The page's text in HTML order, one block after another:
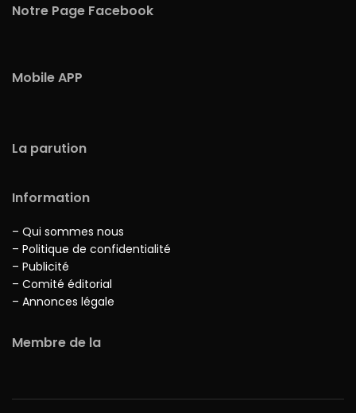
Notre Page Facebook
Mobile APP
La parution
Information
– Qui sommes nous
– Politique de confidentialité
– Publicité
– Comité éditorial
– Annonces légale
Membre de la